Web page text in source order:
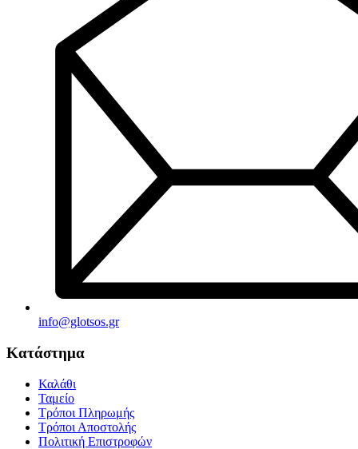
info@glotsos.gr
Κατάστημα
Καλάθι
Ταμείο
Τρόποι Πληρωμής
Τρόποι Αποστολής
Πολιτική Επιστροφών